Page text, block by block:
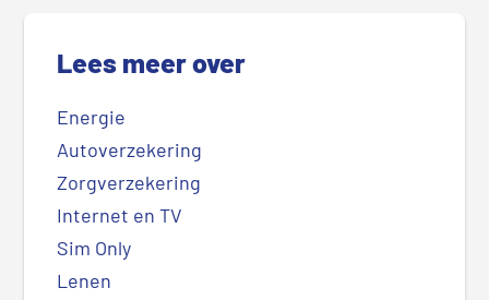
Lees meer over
Energie
Autoverzekering
Zorgverzekering
Internet en TV
Sim Only
Lenen